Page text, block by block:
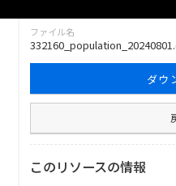
ファイル名
ダウ
このリソースの情報